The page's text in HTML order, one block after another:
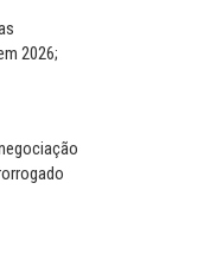
2026;